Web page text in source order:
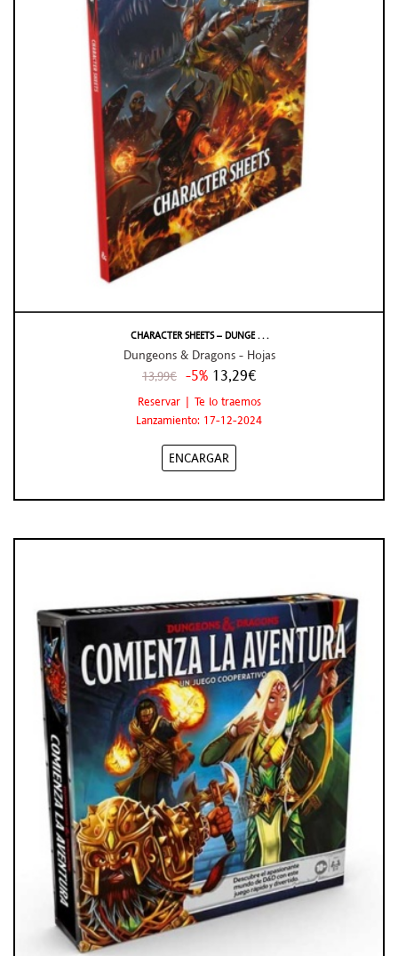
CHARACTER SHEETS – DUNGE . . .
Dungeons & Dragons - Hojas
13,99€ -5% 13,29€
Reservar | Te lo traemos
Lanzamiento: 17-12-2024
ENCARGAR